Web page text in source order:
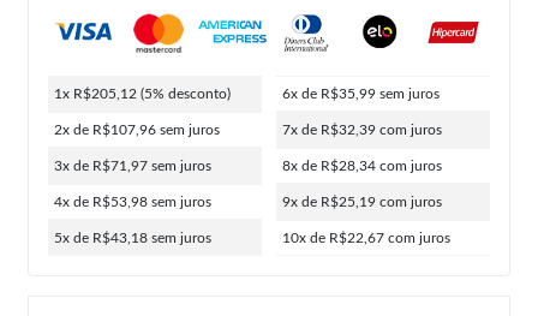
1x R$205,12 (5% desconto)
2x de R$107,96 sem juros
3x de R$71,97 sem juros
4x de R$53,98 sem juros
5x de R$43,18 sem juros
6x de R$35,99 sem juros
7x de R$32,39 com juros
8x de R$28,34 com juros
9x de R$25,19 com juros
10x de R$22,67 com juros